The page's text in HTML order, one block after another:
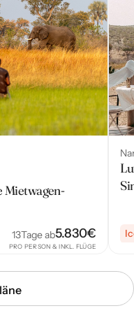
Mietwagen-
13Tage ab5.830€
PRO PERSON & INKL. FLÜGE